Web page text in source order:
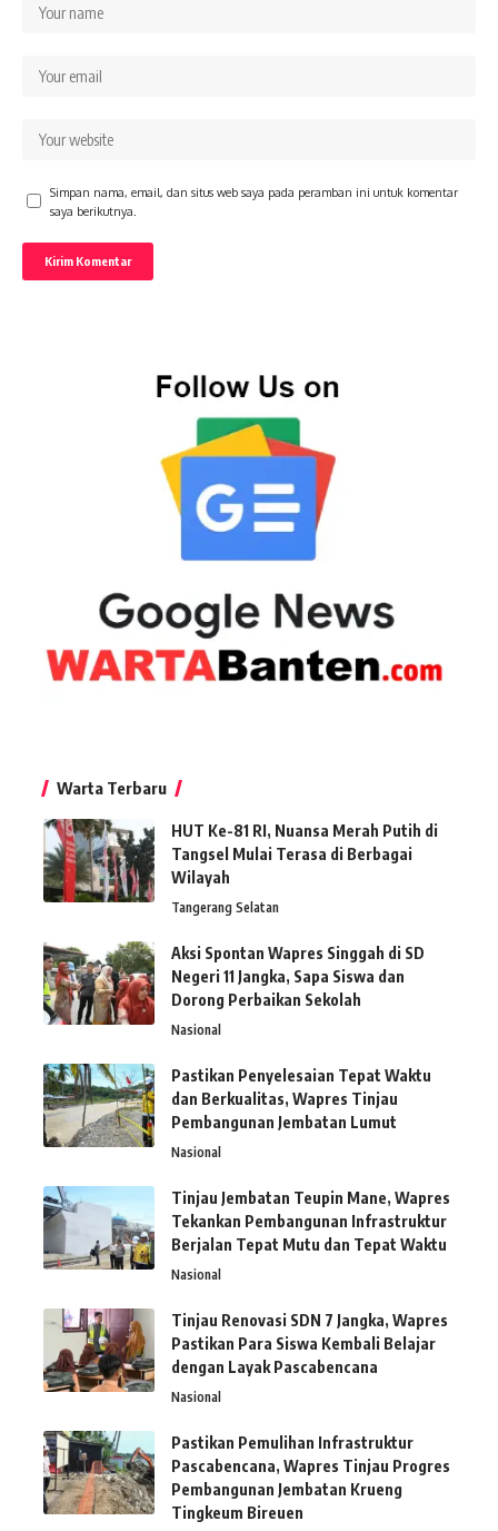
Simpan nama, email, dan situs web saya pada peramban ini untuk komentar
saya berikutnya.
Warta Terbaru
HUT Ke-81 RI, Nuansa Merah Putih di
Tangsel Mulai Terasa di Berbagai
Wilayah
Tangerang Selatan
Aksi Spontan Wapres Singgah di SD
Negeri 11 Jangka, Sapa Siswa dan
Dorong Perbaikan Sekolah
Nasional
Pastikan Penyelesaian Tepat Waktu
dan Berkualitas, Wapres Tinjau
Pembangunan Jembatan Lumut
Nasional
Tinjau Jembatan Teupin Mane, Wapres
Tekankan Pembangunan Infrastruktur
Berjalan Tepat Mutu dan Tepat Waktu
Nasional
Tinjau Renovasi SDN 7 Jangka, Wapres
Pastikan Para Siswa Kembali Belajar
dengan Layak Pascabencana
Nasional
Pastikan Pemulihan Infrastruktur
Pascabencana, Wapres Tinjau Progres
Pembangunan Jembatan Krueng
Tingkeum Bireuen